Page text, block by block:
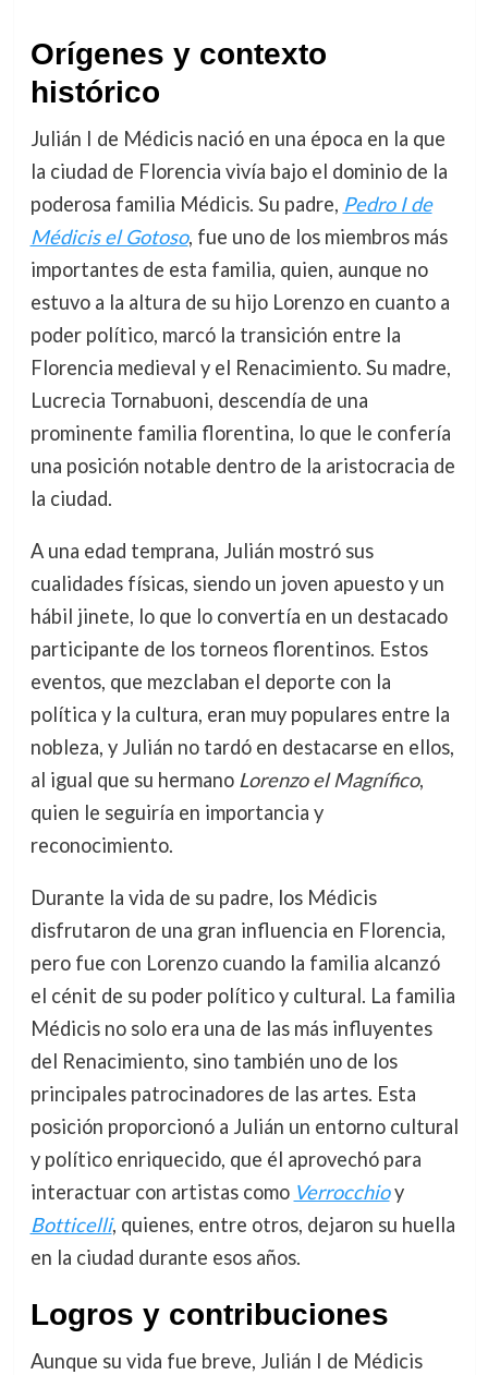
Orígenes y contexto
histórico
Julián I de Médicis nació en una época en la que
la ciudad de Florencia vivía bajo el dominio de la
poderosa familia Médicis. Su padre, Pedro I de
Médicis el Gotoso, fue uno de los miembros más
importantes de esta familia, quien, aunque no
estuvo a la altura de su hijo Lorenzo en cuanto a
poder político, marcó la transición entre la
Florencia medieval y el Renacimiento. Su madre,
Lucrecia Tornabuoni, descendía de una
prominente familia florentina, lo que le confería
una posición notable dentro de la aristocracia de
la ciudad.
A una edad temprana, Julián mostró sus
cualidades físicas, siendo un joven apuesto y un
hábil jinete, lo que lo convertía en un destacado
participante de los torneos florentinos. Estos
eventos, que mezclaban el deporte con la
política y la cultura, eran muy populares entre la
nobleza, y Julián no tardó en destacarse en ellos,
al igual que su hermano Lorenzo el Magnífico,
quien le seguiría en importancia y
reconocimiento.
Durante la vida de su padre, los Médicis
disfrutaron de una gran influencia en Florencia,
pero fue con Lorenzo cuando la familia alcanzó
el cénit de su poder político y cultural. La familia
Médicis no solo era una de las más influyentes
del Renacimiento, sino también uno de los
principales patrocinadores de las artes. Esta
posición proporcionó a Julián un entorno cultural
y político enriquecido, que él aprovechó para
interactuar con artistas como Verrocchioy
Botticelli, quienes, entre otros, dejaron su huella
en la ciudad durante esos años.
Logros y contribuciones
Aunque su vida fue breve, Julián I de Médicis